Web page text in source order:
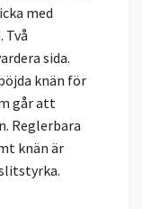
med
Två
sida.
knän för
går att
Reglerbara
knän är